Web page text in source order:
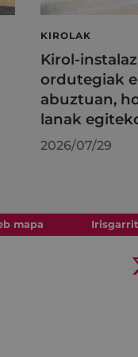
KIROLAK
Kirol-
ordutegiak
abuztuan,
lanak
2026/07/29
mapa